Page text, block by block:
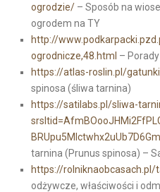
ogrodzie/– Sposób na
ogrodem na TY
http://
ogrodnicze,48.html –
https://atlas-roslin.pl/
spinosa (śliwa tarnina)
https://satilabs.pl/sliwa-
tarnina (Prunus spinosa) –
https://rolniknaobcasach.pl/
odżywcze, właściwości i